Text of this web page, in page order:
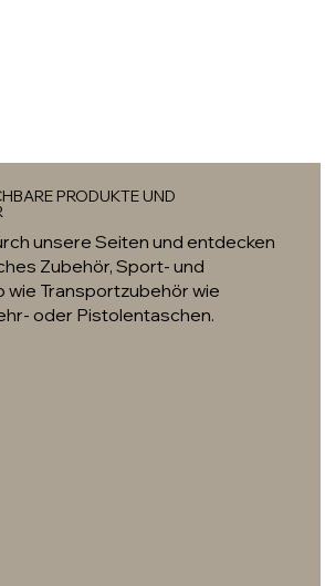
PRODUKTE UND
unsere Seiten und entdecken
Zubehör, Sport- und
Transportzubehör wie
oder Pistolentaschen.